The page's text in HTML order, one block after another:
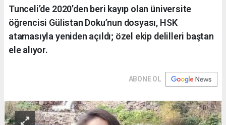
Tunceli’de 2020’den beri kayıp olan üniversite
öğrencisi Gülistan Doku’nun dosyası, HSK
atamasıyla yeniden açıldı; özel ekip delilleri baştan
ele alıyor.
ABONE OL